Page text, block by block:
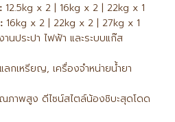
12.5kg x 2 | 16kg x 2 | 22kg x 1
16kg x 2 | 22kg x 2 | 27kg x 1
งานประปา ไฟฟ้า และระบบแก๊ส
ลกเหรียญ, เครื่องจำหน่ายน้ำยา
ภาพสูง ดีไซน์สไตล์น้องชิบะสุดโดด